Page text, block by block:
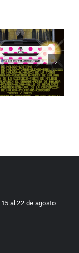
al 22 de agosto